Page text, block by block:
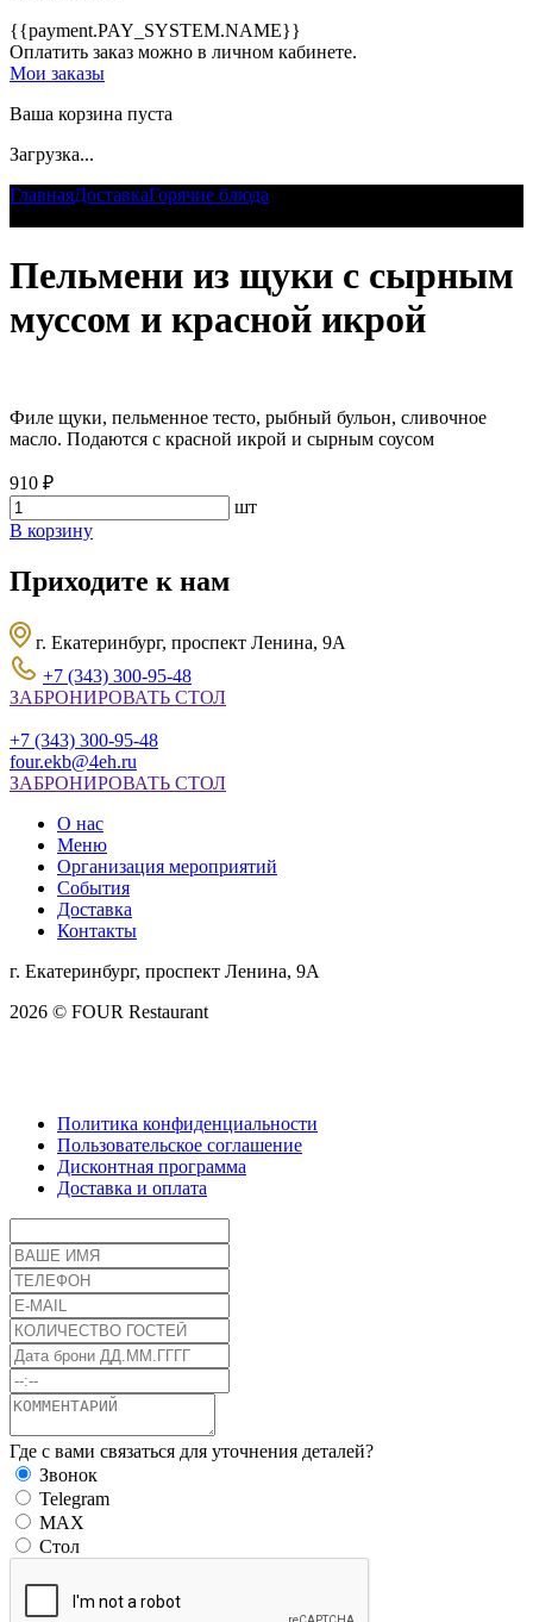
{{payment.PAY_SYSTEM.NAME}}
Оплатить заказ можно в личном кабинете.
Мои заказы
Ваша корзина пуста
Загрузка...
ГлавнаяДоставкаГорячие блюда
Пельмени из щуки с сырным
муссом и красной икрой
Филе щуки, пельменное тесто, рыбный бульон, сливочное
масло. Подаются с красной икрой и сырным соусом
910 ₽
шт
В корзину
Приходите к нам
г. Екатеринбург, проспект Ленина, 9А
+7 (343) 300-95-48
ЗАБРОНИРОВАТЬ СТОЛ
+7 (343) 300-95-48
four.ekb@4eh.ru
ЗАБРОНИРОВАТЬ СТОЛ
О нас
Меню
Организация мероприятий
События
Доставка
Контакты
г. Екатеринбург, проспект Ленина, 9А
2026 © FOUR Restaurant
Политика конфиденциальности
Пользовательское соглашение
Дисконтная программа
Доставка и оплата
Где с вами связаться для уточнения деталей?
Звонок
Telegram
MAX
Стол